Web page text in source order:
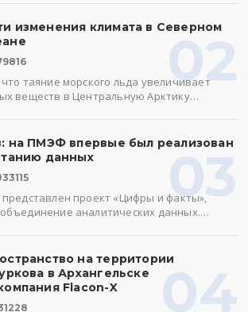
02
изменения климата в Северном
таяние морского льда увеличивает
веществ в Центральную Арктику…
03
на ПМЭФ впервые был реализован
данных
33115
проект «Цифры и факты»,
аналитических данных.…
04
на территории
в Архангельске
Flacon-X